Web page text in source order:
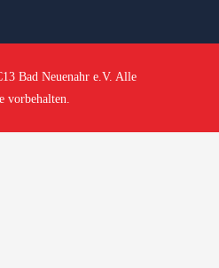
Bad Neuenahr e.V. Alle
vorbehalten.